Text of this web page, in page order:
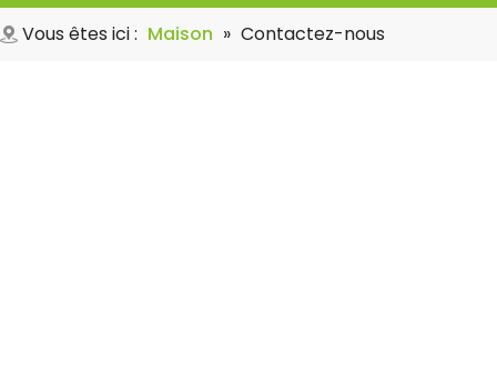
Vous êtes ici : Maison » Contactez-nous